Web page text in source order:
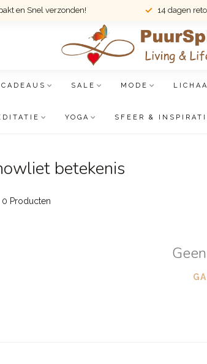
en Snel verzonden! 14 dagen
CADEAUS SALE MODE
YOGA SFEER &
betekenis
0 Producten